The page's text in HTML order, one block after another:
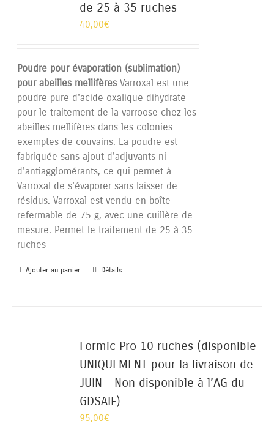
de 25 à 35 ruches
40,00€
Poudre pour évaporation (sublimation)
pour abeilles mellifères Varroxal est une
poudre pure d'acide oxalique dihydrate
pour le traitement de la varroose chez les
abeilles mellifères dans les colonies
exemptes de couvains. La poudre est
fabriquée sans ajout d'adjuvants ni
d'antiagglomérants, ce qui permet à
Varroxal de s'évaporer sans laisser de
résidus. Varroxal est vendu en boîte
refermable de 75 g, avec une cuillère de
mesure. Permet le traitement de 25 à 35
ruches
Ajouter au panier Détails
Formic Pro 10 ruches (disponible
UNIQUEMENT pour la livraison de
JUIN – Non disponible à l’AG du
GDSAIF)
95,00€